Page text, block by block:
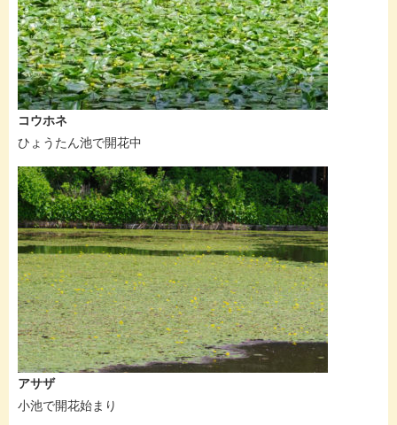
コウホネ
ひょうたん池で開花中
アサザ
小池で開花始まり